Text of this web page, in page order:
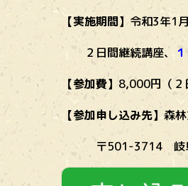
【実施期間】 令和3年1
２日間継続講座、
【参加費】8,000円（２
【参加申し込み先】森
〒501-3714 岐阜